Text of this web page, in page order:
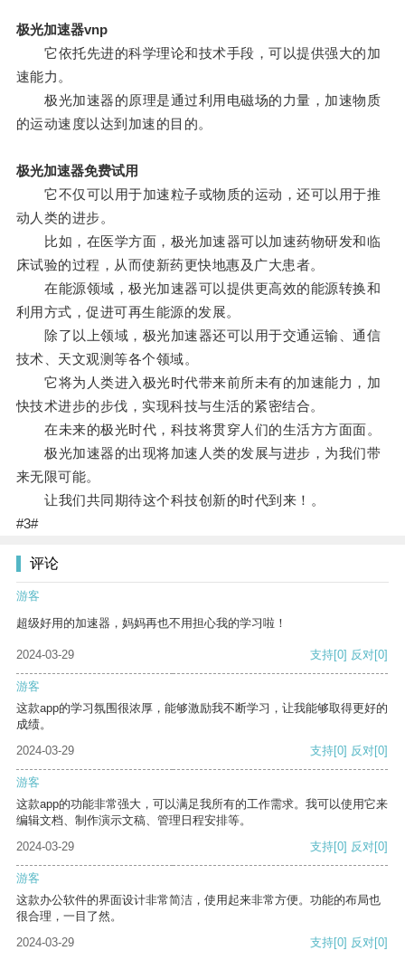
极光加速器vnp
它依托先进的科学理论和技术手段，可以提供强大的加
速能力。
极光加速器的原理是通过利用电磁场的力量，加速物质
的运动速度以达到加速的目的。
极光加速器免费试用
它不仅可以用于加速粒子或物质的运动，还可以用于推
动人类的进步。
比如，在医学方面，极光加速器可以加速药物研发和临
床试验的过程，从而使新药更快地惠及广大患者。
在能源领域，极光加速器可以提供更高效的能源转换和
利用方式，促进可再生能源的发展。
除了以上领域，极光加速器还可以用于交通运输、通信
技术、天文观测等各个领域。
它将为人类进入极光时代带来前所未有的加速能力，加
快技术进步的步伐，实现科技与生活的紧密结合。
在未来的极光时代，科技将贯穿人们的生活方方面面。
极光加速器的出现将加速人类的发展与进步，为我们带
来无限可能。
让我们共同期待这个科技创新的时代到来！。
#3#
评论
游客
超级好用的加速器，妈妈再也不用担心我的学习啦！
2024-03-29 支持[0] 反对[0]
游客
这款app的学习氛围很浓厚，能够激励我不断学习，让我能够取得更好的
成绩。
2024-03-29
支持[0] 反对[0]
游客
这款app的功能非常强大，可以满足我所有的工作需求。我可以使用它来
编辑文档、制作演示文稿、管理日程安排等。
2024-03-29
支持[0] 反对[0]
游客
这款办公软件的界面设计非常简洁，使用起来非常方便。功能的布局也
很合理，一目了然。
2024-03-29
支持[0] 反对[0]